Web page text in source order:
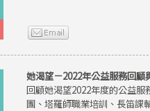
她渴望－2022年公益服務回顧
回顧她渴望2022年度的公益
團、塔羅師職業培訓、長笛課